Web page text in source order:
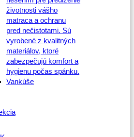
životnosti vášho
matraca a ochranu
pred nečistotami. Sú
vyrobené z kvalitných
materiálov, ktoré
zabezpečujú komfort a
hygienu počas spánku.
Vankúše